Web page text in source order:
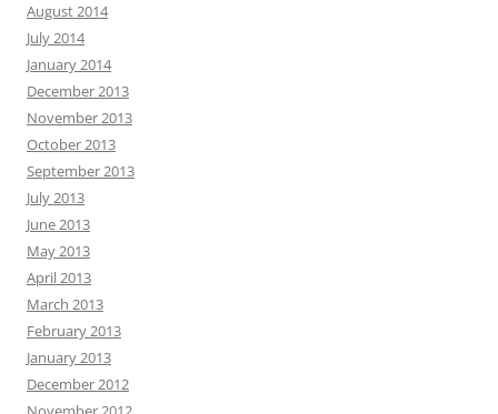
August 2014
July 2014
January 2014
December 2013
November 2013
October 2013
September 2013
July 2013
June 2013
May 2013
April 2013
March 2013
February 2013
January 2013
December 2012